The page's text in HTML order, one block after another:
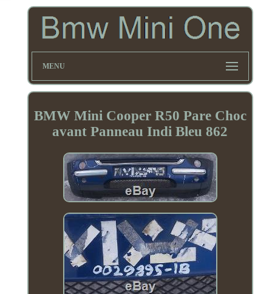
MENU
BMW Mini Cooper R50 Pare Choc
avant Panneau Indi Bleu 862